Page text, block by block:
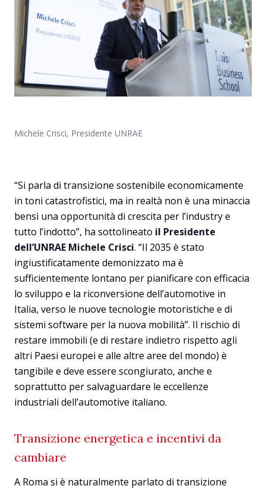
Michele Crisci, Presidente UNRAE
“Si parla di transizione sostenibile economicamente
in toni catastrofistici, ma in realtà non è una minaccia
bensì una opportunità di crescita per l’industry e
tutto l’indotto”, ha sottolineato il Presidente
dell’UNRAE Michele Crisci. “Il 2035 è stato
ingiustificatamente demonizzato ma è
sufficientemente lontano per pianificare con efficacia
lo sviluppo e la riconversione dell’automotive in
Italia, verso le nuove tecnologie motoristiche e di
sistemi software per la nuova mobilità”. Il rischio di
restare immobili (e di restare indietro rispetto agli
altri Paesi europei e alle altre aree del mondo) è
tangibile e deve essere scongiurato, anche e
soprattutto per salvaguardare le eccellenze
industriali dell’automotive italiano.
Transizione energetica e incentivi da
cambiare
A Roma si è naturalmente parlato di transizione